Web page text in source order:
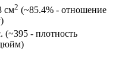
см2 (~85.4% - отношение
(~395 - плотность